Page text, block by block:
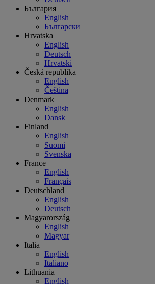
България
English
Български
Hrvatska
English
Deutsch
Hrvatski
Česká republika
English
Čeština
Denmark
English
Dansk
Finland
English
Suomi
Svenska
France
English
Français
Deutschland
English
Deutsch
Magyarország
English
Magyar
Italia
English
Italiano
Lithuania
English